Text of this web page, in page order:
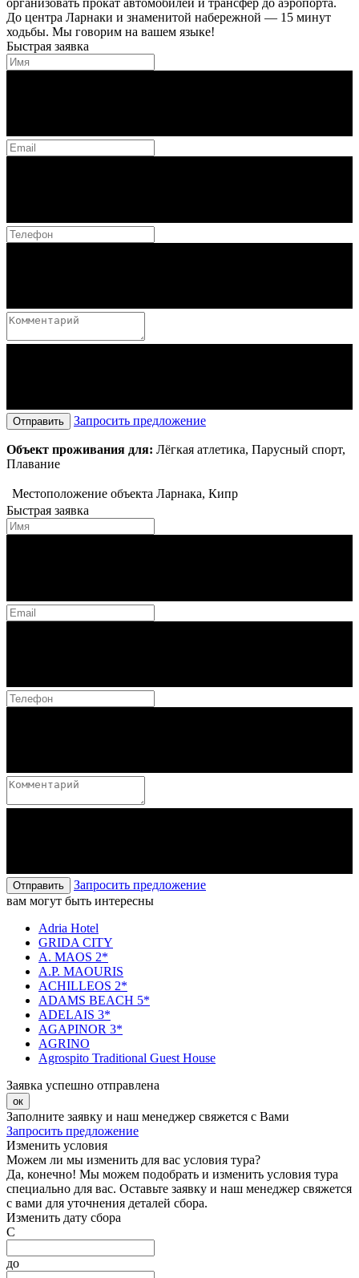
До центра Ларнаки и знаменитой набережной — 15 минут
ходьбы. Мы говорим на вашем языке!
Быстрая заявка
Отправить Запросить предложение
Объект проживания для: Лёгкая атлетика, Парусный спорт,
Плавание
Местоположение объекта Ларнака, Кипр
Быстрая заявка
Отправить
Запросить предложение
вам могут быть интересны
Adria Hotel
GRIDA CITY
A. MAOS 2*
A.P. MAOURIS
ACHILLEOS 2*
ADAMS BEACH 5*
ADELAIS 3*
AGAPINOR 3*
AGRINO
Agrospito Traditional Guest House
Заявка успешно отправлена
ок
Заполните заявку и наш менеджер свяжется с Вами
Запросить предложение
Изменить условия
Можем ли мы изменить для вас условия тура?
Да, конечно! Мы можем подобрать и изменить условия тура
специально для вас. Оставьте заявку и наш менеджер свяжется
с вами для уточнения деталей сбора.
Изменить дату сбора
С
до